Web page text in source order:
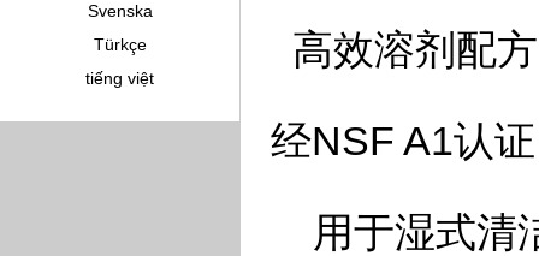
Svenska
Türkçe
tiếng việt
高效溶剂配
经NSF A1认
用于湿式清